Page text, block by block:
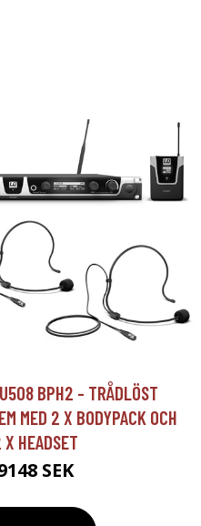
BPH2 - TRÅDLÖST
MED 2 X BODYPACK OCH
X HEADSET
SEK